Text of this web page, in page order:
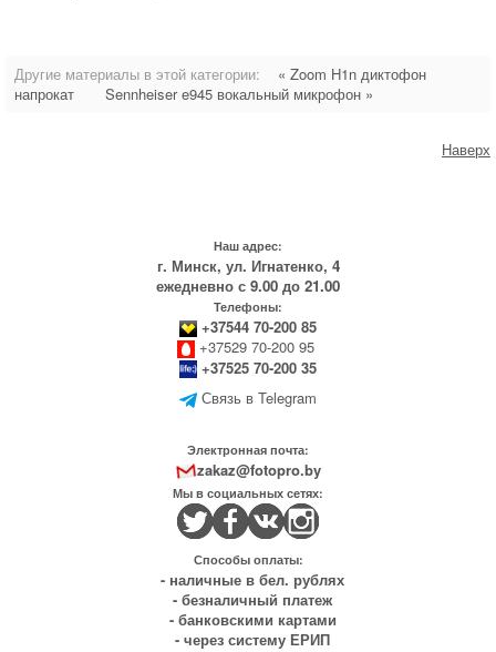
Другие материалы в этой категории:
« Zoom H1n диктофон
напрокат
Sennheiser e945 вокальный микрофон »
Наверх
Наш адрес:
г. Минск, ул. Игнатенко, 4
ежедневно с 9.00 до 21.00
Телефоны:
+37544 70-200 85
+37529 70-200 95
+37525 70-200 35
Связь в Telegram
Электронная почта:
zakaz@fotopro.by
Мы в социальных сетях:
Способы оплаты:
- наличные в бел. рублях
- безналичный платеж
- банковскими картами
- через систему ЕРИП